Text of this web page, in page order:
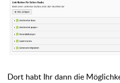
Dort habt Ihr dann die